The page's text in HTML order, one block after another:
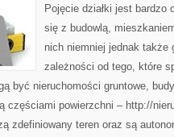
Pojęcie działki jest
się z budowlą,
nich niemniej jednak także
zależności od tego, które
być nieruchomości gruntowe,
częściami powierzchni – http://
zdefiniowany teren oraz są